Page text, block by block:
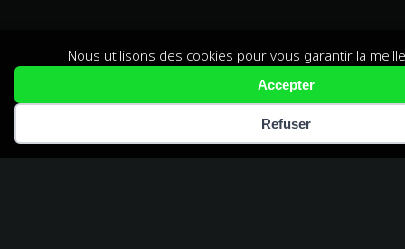
Nous utilisons des cookies pour vous garantir la
Accepter
Refuser
AGENCE DE
COMMUNICATION
AUDIOVISUELLE